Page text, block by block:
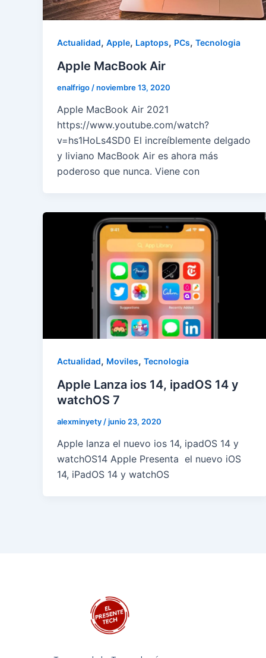
Actualidad, Apple, Laptops, PCs, Tecnologia
Apple MacBook Air
enalfrigo /noviembre 13, 2020
Apple MacBook Air 2021
https://www.youtube.com/watch?
v=hs1HoLs4SD0 El increíblemente delgado
y liviano MacBook Air es ahora más
poderoso que nunca. Viene con
Actualidad, Moviles, Tecnologia
Apple Lanza ios 14, ipadOS 14 y
watchOS 7
alexminyety /junio 23, 2020
Apple lanza el nuevo ios 14, ipadOS 14 y
watchOS14 Apple Presenta el nuevo iOS
14, iPadOS 14 y watchOS